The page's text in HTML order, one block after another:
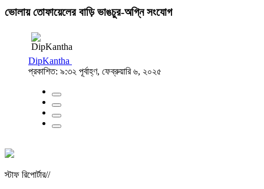
ভোলায় তোফায়েলের বাড়ি ভাঙচুর-অগ্নি সংযোগ
DipKantha
প্রকাশিত: ৯:৩২ পূর্বাহ্ণ, ফেব্রুয়ারি ৬, ২০২৫
স্টাফ রিপোর্টার//